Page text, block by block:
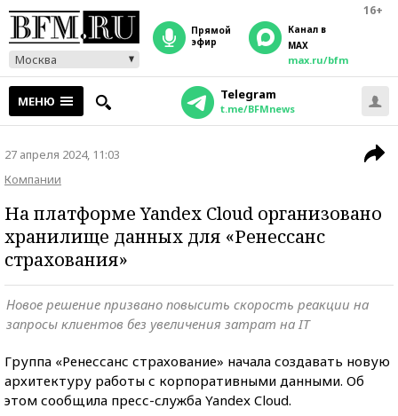
16+
Москва
прямой
эфир
Канал в
MAX
max.ru/bfm
МЕНЮ Telegram
t.me/BFMnews
27 апреля 2024, 11:03
Компании
На платформе Yandex Cloud организовано
хранилище данных для «Ренессанс
страхования»
Новое решение призвано повысить скорость реакции на
запросы клиентов без увеличения затрат на IT
Группа «Ренессанс страхование» начала создавать новую
архитектуру работы с корпоративными данными. Об
этом сообщила пресс-служба Yandex Cloud.